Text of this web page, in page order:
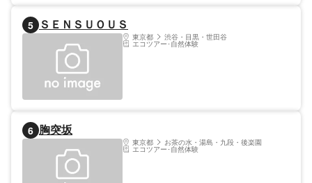
れ大歓迎： 流れのない静かな湖のため、ア
クティビティが初めての方やワンちゃん連れ
の方でも安心して楽しめます。機材の使い方
5 ＳＥＮＳＵＯＵＳ
東京都 渋谷・目黒・世田谷
エコツアー･自然体験
6 胸突坂
東京都 お茶の水・湯島・九段・後楽園
エコツアー･自然体験